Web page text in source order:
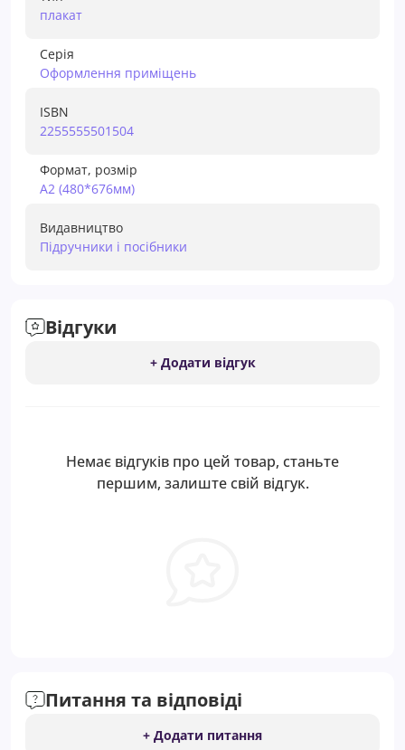
плакат
Серія
Оформлення примiщень
ISBN
2255555501504
Формат, розмір
А2 (480*676мм)
Видавництво
Підручники і посібники
Відгуки
+ Додати відгук
Немає відгуків про цей товар, станьте
першим, залиште свій відгук.
Питання та відповіді
+ Додати питання